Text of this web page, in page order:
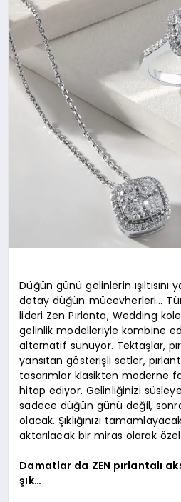
Düğün günü gelinlerin
detay düğün mücevherleri…
lideri Zen Pırlanta, Wedding
gelinlik modelleriyle kombine
alternatif sunuyor. Tektaşlar,
yansıtan gösterişli setler,
tasarımlar klasikten moderne
hitap ediyor. Gelinliğinizi
sadece düğün günü değil,
olacak. Şıklığınızı
aktarılacak bir miras olarak
Damatlar da ZEN pırlantalı
şık…